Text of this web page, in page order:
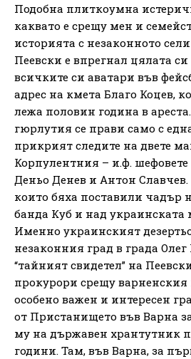
Подобна плиткоумна
каквато е срещу мен и
историята с незаконното
Пеевски е впрегнал цялата
всичките си аватари във
адрес на кмета Благо Коцев,
лежа половин година в
гюрлутия се прави само с
прикрият следите на двете
Корпулентния – и.ф.
Деньо Денев и Антон
които бяха поставили чадър
банда Куб и над украинската
Именно украинският
незаконния град в града Олег
“тайният свидетел” на
прокурори срещу варненския
особено важен и интересен
от Пристанището във Варна
му на държавен хрантутник
години. Там, във Варна, за